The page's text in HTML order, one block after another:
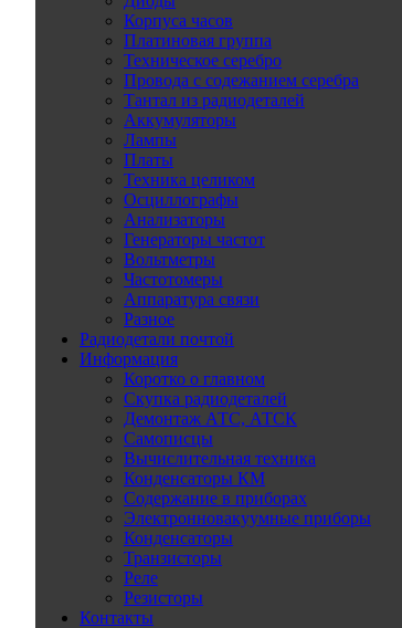
Корпуса часов
Платиновая группа
Техническое серебро
Провода с содежанием серебра
Тантал из радиодеталей
Аккумуляторы
Лампы
Платы
Техника целиком
Осциллографы
Анализаторы
Генераторы частот
Вольтметры
Частотомеры
Аппаратура связи
Разное
Радиодетали почтой
Информация
Коротко о главном
Скупка радиодеталей
Демонтаж АТС, АТСК
Самописцы
Вычислительная техника
Конденсаторы КМ
Содержание в приборах
Электронновакуумные приборы
Конденсаторы
Транзисторы
Реле
Резисторы
Контакты